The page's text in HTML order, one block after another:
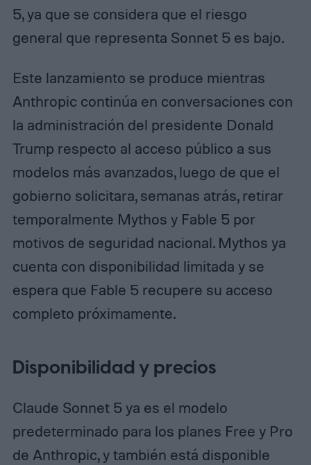
5, ya que se considera que el riesgo
general que representa Sonnet 5 es bajo.
Este lanzamiento se produce mientras
Anthropic continúa en conversaciones con
la administración del presidente Donald
Trump respecto al acceso público a sus
modelos más avanzados, luego de que el
gobierno solicitara, semanas atrás, retirar
temporalmente Mythos y Fable 5 por
motivos de seguridad nacional. Mythos ya
cuenta con disponibilidad limitada y se
espera que Fable 5 recupere su acceso
completo próximamente.
Disponibilidad y precios
Claude Sonnet 5 ya es el modelo
predeterminado para los planes Free y Pro
de Anthropic, y también está disponible